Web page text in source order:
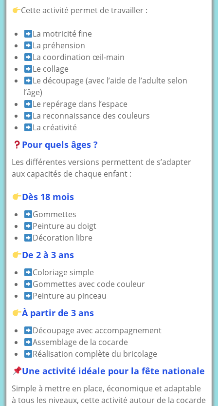
Cette activité permet de travailler :
La motricité fine
La préhension
La coordination œil-main
Le collage
Le découpage (avec l’aide de l’adulte selon
l’âge)
Le repérage dans l’espace
La reconnaissance des couleurs
La créativité
Pour quels âges ?
Les différentes versions permettent de s’adapter
aux capacités de chaque enfant :
Dès 18 mois
Gommettes
Peinture au doigt
Décoration libre
De 2 à 3 ans
Coloriage simple
Gommettes avec code couleur
Peinture au pinceau
À partir de 3 ans
Découpage avec accompagnement
Assemblage de la cocarde
Réalisation complète du bricolage
Une activité idéale pour la fête nationale
Simple à mettre en place, économique et adaptable
à tous les niveaux, cette activité autour de la cocarde